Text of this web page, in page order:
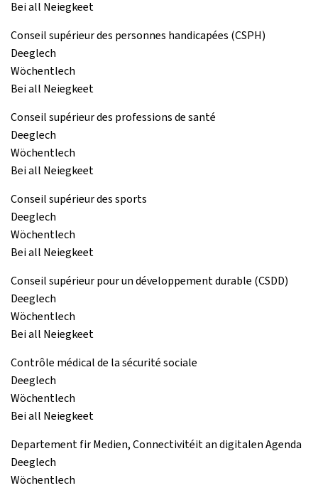
Bei all Neiegkeet
Conseil supérieur des personnes handicapées (CSPH)
Deeglech
Wöchentlech
Bei all Neiegkeet
Conseil supérieur des professions de santé
Deeglech
Wöchentlech
Bei all Neiegkeet
Conseil supérieur des sports
Deeglech
Wöchentlech
Bei all Neiegkeet
Conseil supérieur pour un développement durable (CSDD)
Deeglech
Wöchentlech
Bei all Neiegkeet
Contrôle médical de la sécurité sociale
Deeglech
Wöchentlech
Bei all Neiegkeet
Departement fir Medien, Connectivitéit an digitalen Agenda
Deeglech
Wöchentlech